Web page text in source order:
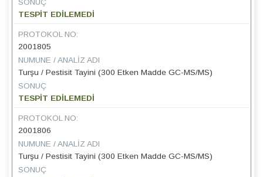
SONUÇ
TESPİT EDİLEMEDİ
PROTOKOL NO:
2001805
NUMUNE / ANALIZ ADI
Turşu / Pestisit Tayini (300 Etken Madde GC-MS/MS)
SONUÇ
TESPİT EDİLEMEDİ
PROTOKOL NO:
2001806
NUMUNE / ANALIZ ADI
Turşu / Pestisit Tayini (300 Etken Madde GC-MS/MS)
SONUÇ